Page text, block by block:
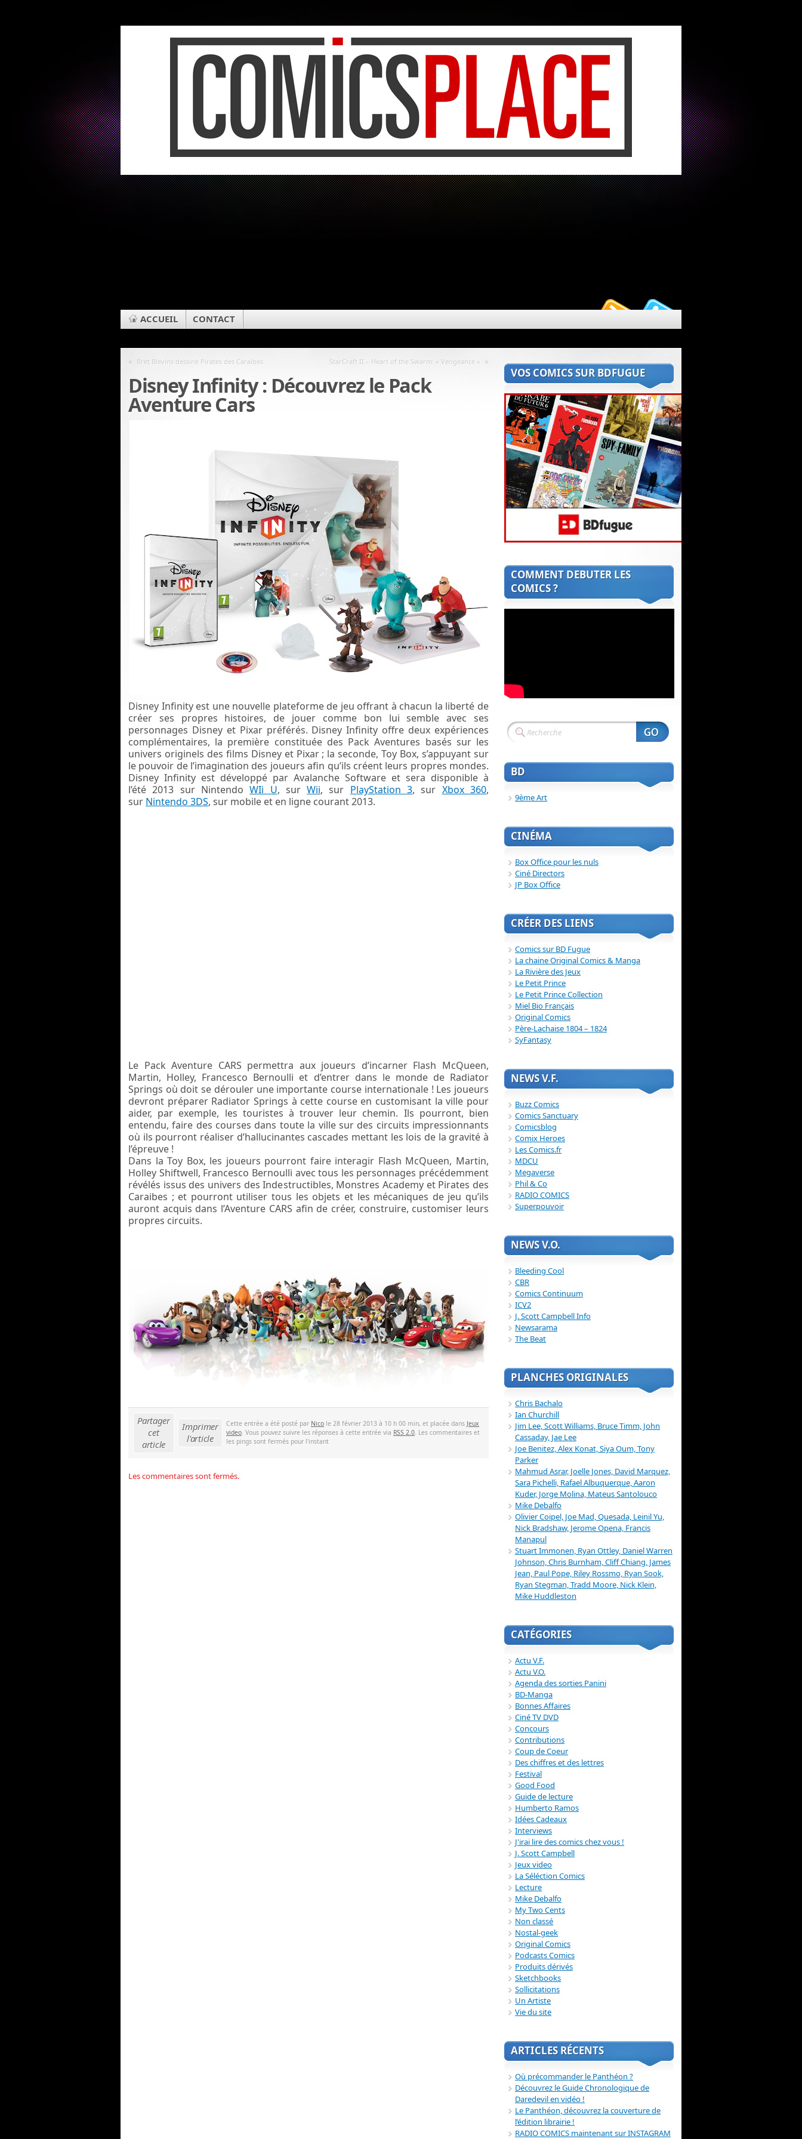
ACCUEIL CONTACT
« Bret Blevins dessine Pirates des Caraïbes StarCraft II – Heart of the Swarm: « Vengeance » »
Disney Infinity : Découvrez le Pack
Aventure Cars
Disney Infinity est une nouvelle plateforme de jeu offrant à chacun la liberté de
créer ses propres histoires, de jouer comme bon lui semble avec ses
personnages Disney et Pixar préférés. Disney Infinity offre deux expériences
complémentaires, la première constituée des Pack Aventures basés sur les
univers originels des films Disney et Pixar ; la seconde, Toy Box, s’appuyant sur
le pouvoir de l’imagination des joueurs afin qu’ils créent leurs propres mondes.
Disney Infinity est développé par Avalanche Software et sera disponible à
l’été 2013 sur NintendoWIi U, surWii, sur PlayStation 3, sur Xbox 360,
sur Nintendo 3DS, sur mobile et en ligne courant 2013.
Le Pack Aventure CARS permettra aux joueurs d’incarner Flash McQueen,
Martin, Holley, Francesco Bernoulli et d’entrer dans le monde de Radiator
Springs où doit se dérouler une importante course internationale ! Les joueurs
devront préparer Radiator Springs à cette course en customisant la ville pour
aider, par exemple, les touristes à trouver leur chemin. Ils pourront, bien
entendu, faire des courses dans toute la ville sur des circuits impressionnants
où ils pourront réaliser d’hallucinantes cascades mettant les lois de la gravité à
l’épreuve !
Dans la Toy Box, les joueurs pourront faire interagir Flash McQueen, Martin,
Holley Shiftwell, Francesco Bernoulli avec tous les personnages précédemment
révélés issus des univers des Indestructibles, Monstres Academy et Pirates des
Caraibes ; et pourront utiliser tous les objets et les mécaniques de jeu qu’ils
auront acquis dans l’Aventure CARS afin de créer, construire, customiser leurs
propres circuits.
Partager
cet
article
Imprimer
l'article
Cette entrée a été posté par Nico le 28 février 2013 à 10 h 00 min, et placée dans Jeux
video . Vous pouvez suivre les réponses à cette entrée via RSS 2.0 . Les commentaires et
les pings sont fermés pour l'instant
Les commentaires sont fermés.
VOS COMICS SUR BDFUGUE
COMMENT DEBUTER LES
COMICS ?
BD
9ème Art
CINÉMA
Box Office pour les nuls
Ciné Directors
JP Box Office
CRÉER DES LIENS
Comics sur BD Fugue
La chaine Original Comics & Manga
La Rivière des Jeux
Le Petit Prince
Le Petit Prince Collection
Miel Bio Français
Original Comics
Père-Lachaise 1804 – 1824
SyFantasy
NEWS V.F.
Buzz Comics
Comics Sanctuary
Comicsblog
Comix Heroes
Les Comics.fr
MDCU
Megaverse
Phil & Co
RADIO COMICS
Superpouvoir
NEWS V.O.
Bleeding Cool
CBR
Comics Continuum
ICV2
J. Scott Campbell Info
Newsarama
The Beat
PLANCHES ORIGINALES
Chris Bachalo
Ian Churchill
Jim Lee, Scott Williams, Bruce Timm, John
Cassaday, Jae Lee
Joe Benitez, Alex Konat, Siya Oum, Tony
Parker
Mahmud Asrar, Joelle Jones, David Marquez,
Sara Pichelli, Rafael Albuquerque, Aaron
Kuder, Jorge Molina, Mateus Santolouco
Mike Debalfo
Olivier Coipel, Joe Mad, Quesada, Leinil Yu,
Nick Bradshaw, Jerome Opena, Francis
Manapul
Stuart Immonen, Ryan Ottley, Daniel Warren
Johnson, Chris Burnham, Cliff Chiang, James
Jean, Paul Pope, Riley Rossmo, Ryan Sook,
Ryan Stegman, Tradd Moore, Nick Klein,
Mike Huddleston
CATÉGORIES
Actu V.F.
Actu V.O.
Agenda des sorties Panini
BD-Manga
Bonnes Affaires
Ciné TV DVD
Concours
Contributions
Coup de Coeur
Des chiffres et des lettres
Festival
Good Food
Guide de lecture
Humberto Ramos
Idées Cadeaux
Interviews
J'irai lire des comics chez vous !
J. Scott Campbell
Jeux video
La Séléction Comics
Lecture
Mike Debalfo
My Two Cents
Non classé
Nostal-geek
Original Comics
Podcasts Comics
Produits dérivés
Sketchbooks
Sollicitations
Un Artiste
Vie du site
ARTICLES RÉCENTS
Où précommander le Panthéon ?
Découvrez le Guide Chronologique de
Daredevil en vidéo !
Le Panthéon, découvrez la couverture de
l’édition librairie !
RADIO COMICS maintenant sur INSTAGRAM